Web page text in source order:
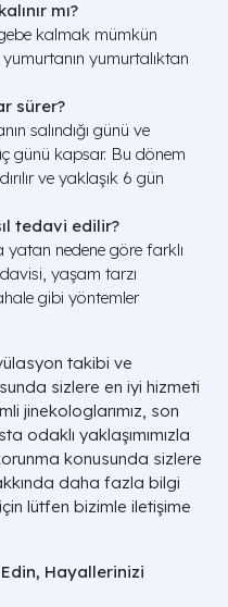
mı?
kalmak mümkün
yumurtalıktan
sürer?
salındığı günü ve
günü kapsar. Bu dönem
ve yaklaşık 6 gün
tedavi edilir?
nedene göre farklı
yaşam tarzı
gibi yöntemler
takibi ve
sizlere en iyi hizmeti
jinekologlarımız, son
odaklı yaklaşımımızla
konusunda sizlere
daha fazla bilgi
lütfen bizimle iletişime
Hayallerinizi